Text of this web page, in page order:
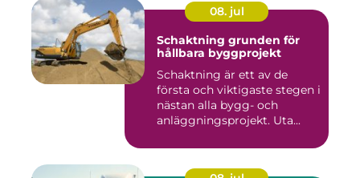
08. jul
Schaktning grunden för
hållbara byggprojekt
Schaktning är ett av de
första och viktigaste stegen i
nästan alla bygg- och
anläggningsprojekt. Uta...